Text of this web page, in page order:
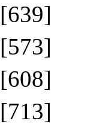
[639]
[573]
[608]
[713]